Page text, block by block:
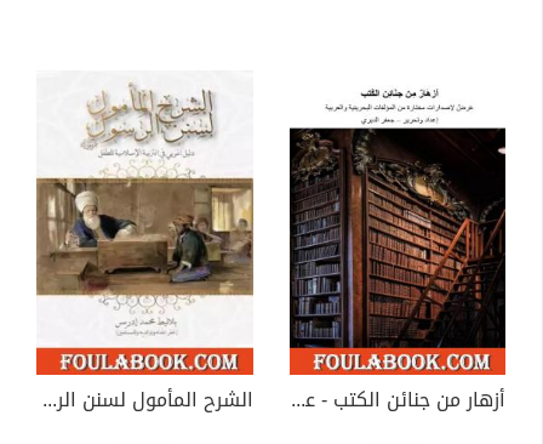
أزهار من جنائن الكتب - عرض لإصدارات مختارة من المؤلفات البحرينية والعربية الشرح المأمول لسنن الرسول ﷺ